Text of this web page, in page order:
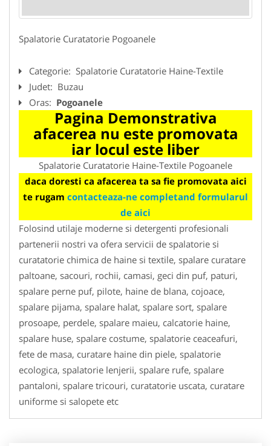
Spalatorie Curatatorie Pogoanele
Categorie: Spalatorie Curatatorie Haine-Textile
Judet: Buzau
Oras: Pogoanele
Pagina Demonstrativa
afacerea nu este promovata
iar locul este liber
Spalatorie Curatatorie Haine-Textile Pogoanele
daca doresti ca afacerea ta sa fie promovata aici
te rugam contacteaza-ne completand formularul
de aici
Folosind utilaje moderne si detergenti profesionali
partenerii nostri va ofera servicii de spalatorie si
curatatorie chimica de haine si textile, spalare curatare
paltoane, sacouri, rochii, camasi, geci din puf, paturi,
spalare perne puf, pilote, haine de blana, cojoace,
spalare pijama, spalare halat, spalare sort, spalare
prosoape, perdele, spalare maieu, calcatorie haine,
spalare huse, spalare costume, spalatorie ceaceafuri,
fete de masa, curatare haine din piele, spalatorie
ecologica, spalatorie lenjerii, spalare rufe, spalare
pantaloni, spalare tricouri, curatatorie uscata, curatare
uniforme si salopete etc